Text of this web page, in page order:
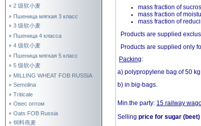
2 级软小麦
Пшеница мягкая 3 класс
3 级软小麦
Пшеница 4 класса
4 级软小麦
Пшеница мягкая 5 класс
5 级软小麦
MILLING WHEAT FOB RUSSIA
Semolina
Triticale
Овес оптом
Oats FOB Russia
饲料燕麦
mass fraction of
mass fraction of
mass fraction of
Products are supplied
Products are supplied only
Packing:
a) polypropylene bag of 50 kg
b) in big-bags.
Min.the party: 15 railway
Selling price for sugar (beet)